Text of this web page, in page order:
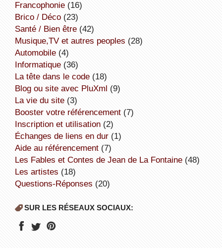
Francophonie(16)
Brico / Déco(23)
Santé / Bien être(42)
Musique,TV et autres peoples (28)
Automobile(4)
informatique(36)
la tête dans le code(18)
Blog ou site avec PluXml (9)
la vie du site(3)
booster votre référencement(7)
inscription et utilisation(2)
échanges de liens en dur(1)
aide au référencement(7)
Les Fables et Contes de Jean de La Fontaine(48)
Les artistes (18)
Questions-Réponses (20)
SUR LES RÉSEAUX SOCIAUX: